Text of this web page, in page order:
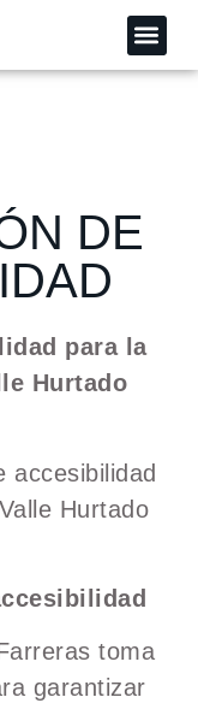
DE
para la
Hurtado
accesibilidad
Hurtado
toma
garantizar